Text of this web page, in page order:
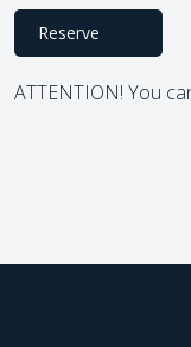
Reserve
ATTENTION! You